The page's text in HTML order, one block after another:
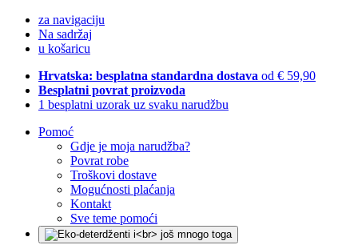
za navigaciju
Na sadržaj
u košaricu
Hrvatska: besplatna standardna dostava od € 59,90
Besplatni povrat proizvoda
1 besplatni uzorak uz svaku narudžbu
Pomoć
Gdje je moja narudžba?
Povrat robe
Troškovi dostave
Mogućnosti plaćanja
Kontakt
Sve teme pomoći